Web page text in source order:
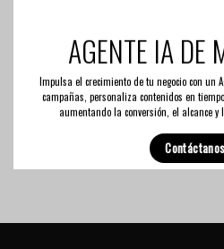
AGENTE IA DE
Impulsa el crecimiento de tu negocio con un
campañas, personaliza contenidos en
aumentando la conversión, el alcance
Contáctanos